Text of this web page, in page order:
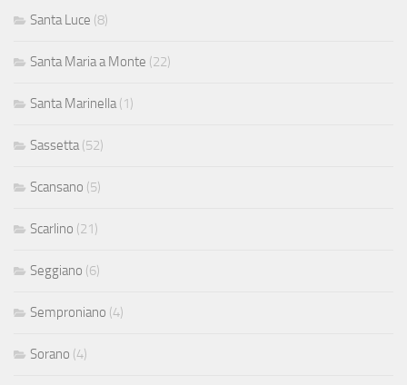
Santa Luce (8)
Santa Maria a Monte (22)
Santa Marinella (1)
Sassetta (52)
Scansano (5)
Scarlino (21)
Seggiano (6)
Semproniano (4)
Sorano (4)